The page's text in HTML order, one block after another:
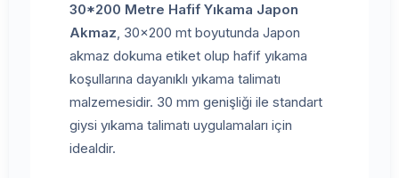
30*200 Metre Hafif Yıkama Japon
Akmaz, 30x200 mt boyutunda Japon
akmaz dokuma etiket olup hafif yıkama
koşullarına dayanıklı yıkama talimatı
malzemesidir. 30 mm genişliği ile standart
giysi yıkama talimatı uygulamaları için
idealdir.